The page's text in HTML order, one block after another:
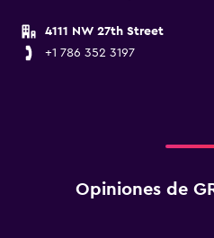
4111 NW 27th Street
+1 786 352 3197
Opiniones de